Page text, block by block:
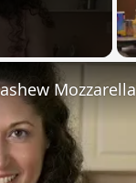
Mozzarella